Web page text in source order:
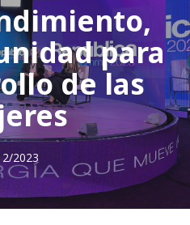
para
de las
2023